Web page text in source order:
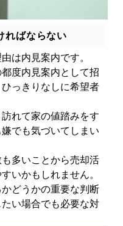
ればならない
は内見案内です。
度内見案内として招
っきりなしに希望者
れて家の値踏みをす
でも気づいてしまい
多いことから売却活
いかもしれません。
どうかの重要な判断
い場合でも必要な対